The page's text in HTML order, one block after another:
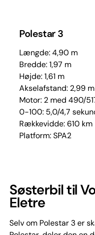
Polestar 3
Længde: 4,90 m
Bredde: 1,97 m
Højde: 1,61 m
Akselafstand: 2,99 m
Motor: 2 med 490/
0-100: 5,0/4,7
Rækkevidde: 610 km
Platform: SPA2
Søsterbil til
Eletre
Selv om Polestar 3 er